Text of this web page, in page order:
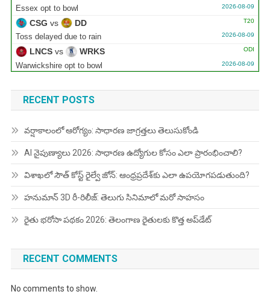
2026-08-09
Essex opt to bowl
T20
CSG vs DD
2026-08-09
Toss delayed due to rain
ODI
LNCS vs WRKS
2026-08-09
Warwickshire opt to bowl
Gloucestershire opt to bowl
RECENT POSTS
వర్షాకాలంలో ఆరోగ్యం: సాధారణ జాగ్రత్తలు తెలుసుకోండి
AI నైపుణ్యాలు 2026: సాధారణ ఉద్యోగుల కోసం ఎలా ప్రారంభించాలి?
విశాఖలో సౌత్ కోస్ట్ రైల్వే జోన్: ఆంధ్రప్రదేశ్‌కు ఎలా ఉపయోగపడుతుంది?
హనుమాన్ 3D రీ-రిలీజ్: తెలుగు సినిమాలో మరో సాహసం
రైతు భరోసా పథకం 2026: తెలంగాణ రైతులకు కొత్త అప్‌డేట్
RECENT COMMENTS
No comments to show.